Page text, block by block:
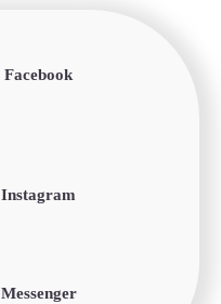
Facebook
Instagram
Messenger